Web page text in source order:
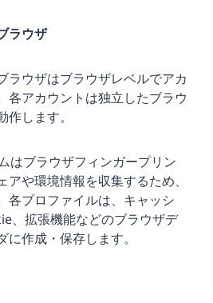
ラウザ
ラウザはブラウザレベルでアカ
各アカウントは独立したブラウ
します。
はブラウザフィンガープリン
アや環境情報を収集するため、
各プロファイルは、キャッシ
、拡張機能などのブラウザデ
作成・保存します。